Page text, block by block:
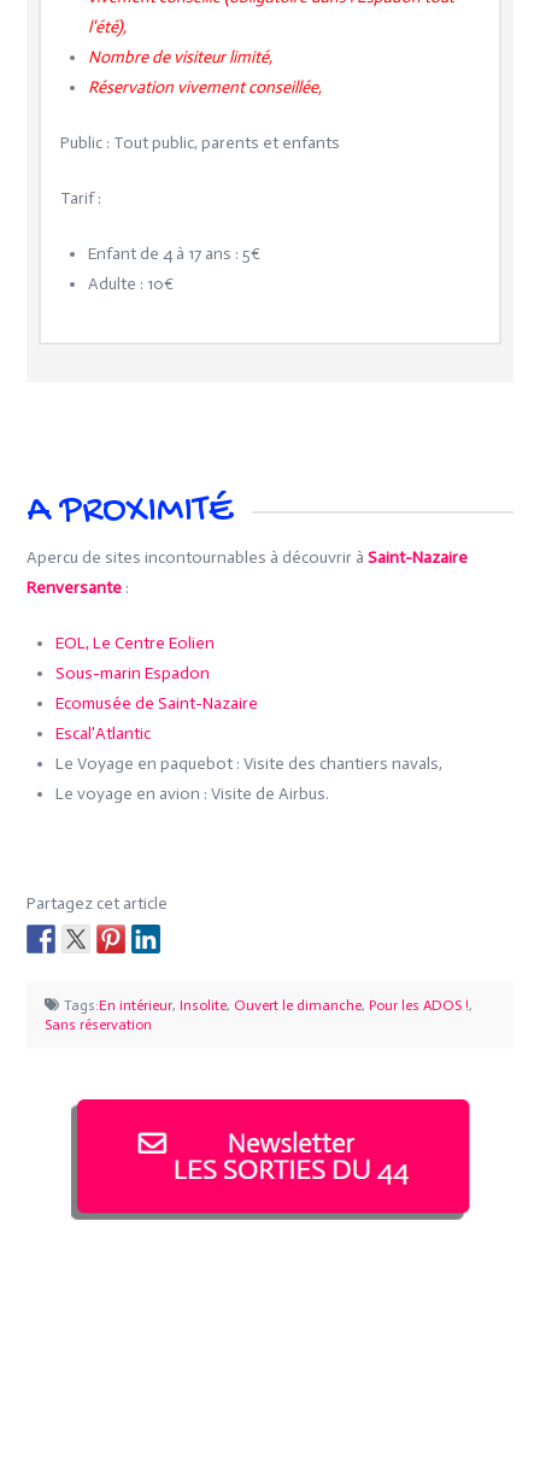
l'été),
Nombre de visiteur limité,
Réservation vivement conseillée,
Public : Tout public, parents et enfants
Tarif :
Enfant de 4 à 17 ans : 5€
Adulte : 10€
A PROXIMITÉ
Apercu de sites incontournables à découvrir àSaint-Nazaire
Renversante :
EOL, Le Centre Eolien
Sous-marin Espadon
Ecomusée de Saint-Nazaire
Escal'Atlantic
Le Voyage en paquebot : Visite des chantiers navals,
Le voyage en avion : Visite de Airbus.
Partagez cet article
Tags:En intérieur, Insolite, Ouvert le dimanche, Pour les ADOS !,
Sans réservation